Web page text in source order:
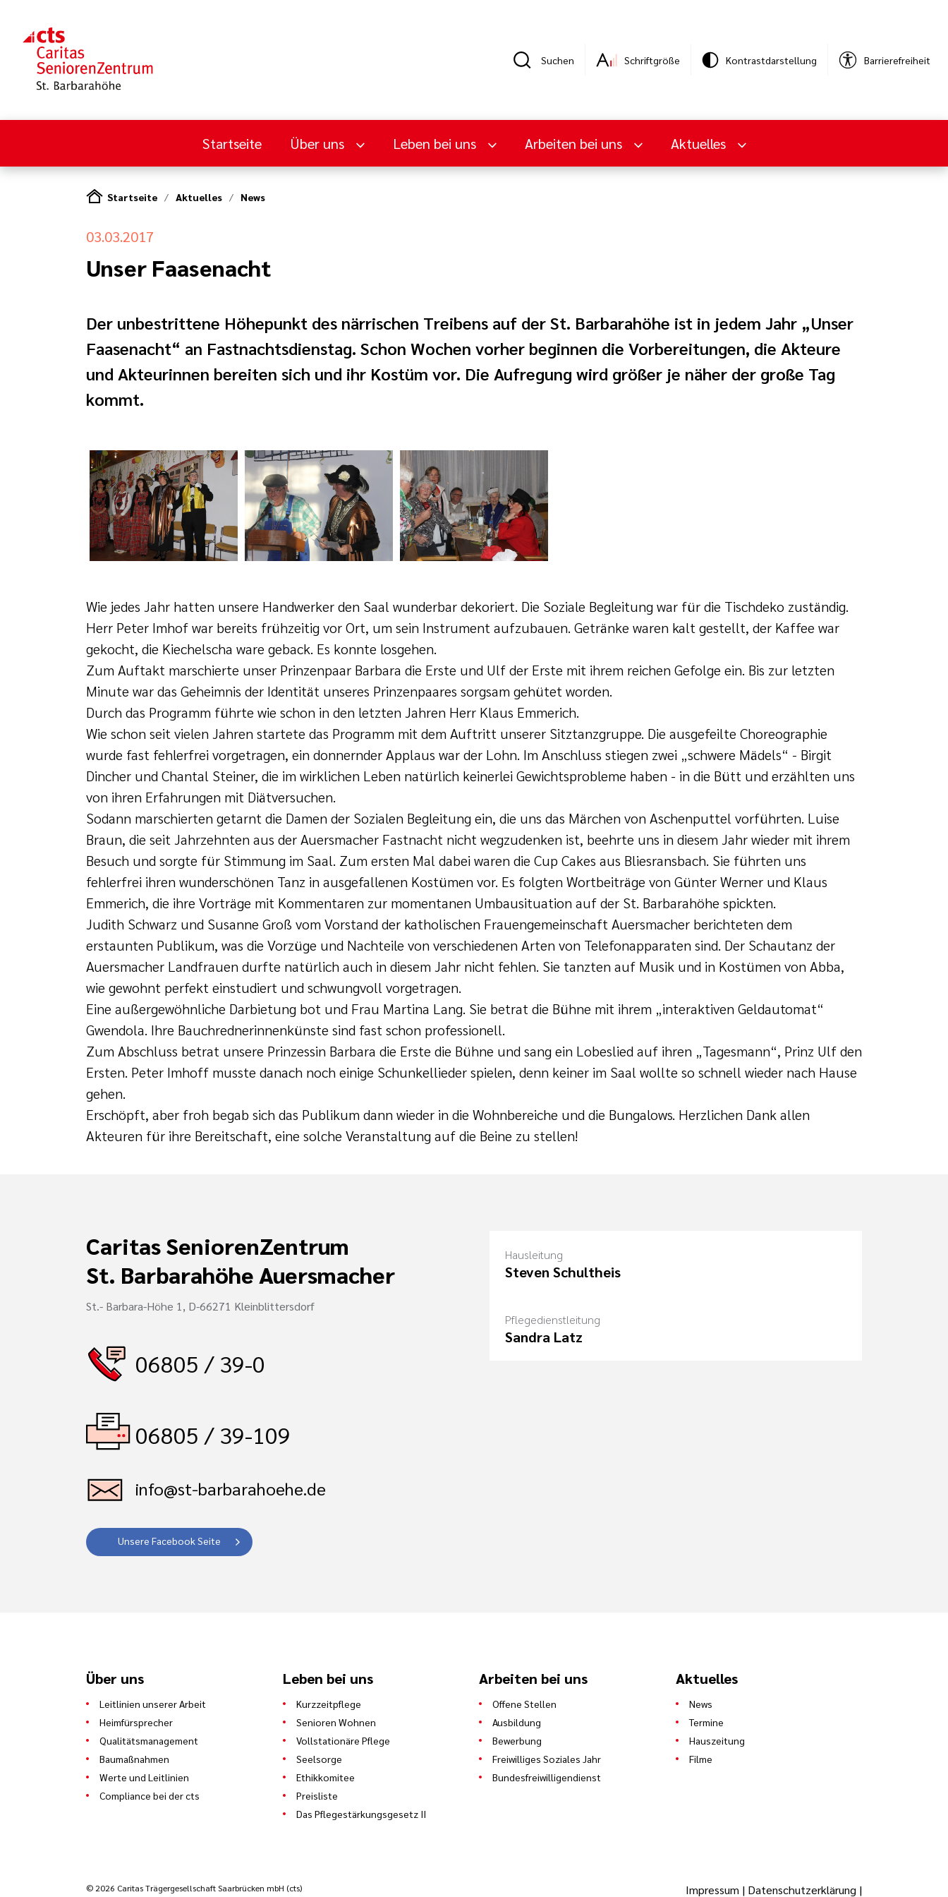
Suchen Schriftgröße Kontrastdarstellung Barrierefreiheit
Startseite Über uns Leben bei uns Arbeiten bei uns Aktuelles
Startseite Aktuelles News
03.03.2017
Unser Faasenacht
Der unbestrittene Höhepunkt des närrischen Treibens auf der St. Barbarahöhe ist in jedem Jahr „Unser
Faasenacht“ an Fastnachtsdienstag. Schon Wochen vorher beginnen die Vorbereitungen, die Akteure
und Akteurinnen bereiten sich und ihr Kostüm vor. Die Aufregung wird größer je näher der große Tag
kommt.
Wie jedes Jahr hatten unsere Handwerker den Saal wunderbar dekoriert. Die Soziale Begleitung war für die Tischdeko zuständig.
Herr Peter Imhof war bereits frühzeitig vor Ort, um sein Instrument aufzubauen. Getränke waren kalt gestellt, der Kaffee war
gekocht, die Kiechelscha ware geback. Es konnte losgehen.
Zum Auftakt marschierte unser Prinzenpaar Barbara die Erste und Ulf der Erste mit ihrem reichen Gefolge ein. Bis zur letzten
Minute war das Geheimnis der Identität unseres Prinzenpaares sorgsam gehütet worden.
Durch das Programm führte wie schon in den letzten Jahren Herr Klaus Emmerich.
Wie schon seit vielen Jahren startete das Programm mit dem Auftritt unserer Sitztanzgruppe. Die ausgefeilte Choreographie
wurde fast fehlerfrei vorgetragen, ein donnernder Applaus war der Lohn. Im Anschluss stiegen zwei „schwere Mädels“ - Birgit
Dincher und Chantal Steiner, die im wirklichen Leben natürlich keinerlei Gewichtsprobleme haben - in die Bütt und erzählten uns
von ihren Erfahrungen mit Diätversuchen.
Sodann marschierten getarnt die Damen der Sozialen Begleitung ein, die uns das Märchen von Aschenputtel vorführten. Luise
Braun, die seit Jahrzehnten aus der Auersmacher Fastnacht nicht wegzudenken ist, beehrte uns in diesem Jahr wieder mit ihrem
Besuch und sorgte für Stimmung im Saal. Zum ersten Mal dabei waren die Cup Cakes aus Bliesransbach. Sie führten uns
fehlerfrei ihren wunderschönen Tanz in ausgefallenen Kostümen vor. Es folgten Wortbeiträge von Günter Werner und Klaus
Emmerich, die ihre Vorträge mit Kommentaren zur momentanen Umbausituation auf der St. Barbarahöhe spickten.
Judith Schwarz und Susanne Groß vom Vorstand der katholischen Frauengemeinschaft Auersmacher berichteten dem
erstaunten Publikum, was die Vorzüge und Nachteile von verschiedenen Arten von Telefonapparaten sind. Der Schautanz der
Auersmacher Landfrauen durfte natürlich auch in diesem Jahr nicht fehlen. Sie tanzten auf Musik und in Kostümen von Abba,
wie gewohnt perfekt einstudiert und schwungvoll vorgetragen.
Eine außergewöhnliche Darbietung bot und Frau Martina Lang. Sie betrat die Bühne mit ihrem „interaktiven Geldautomat“
Gwendola. Ihre Bauchrednerinnenkünste sind fast schon professionell.
Zum Abschluss betrat unsere Prinzessin Barbara die Erste die Bühne und sang ein Lobeslied auf ihren „Tagesmann“, Prinz Ulf den
Ersten. Peter Imhoff musste danach noch einige Schunkellieder spielen, denn keiner im Saal wollte so schnell wieder nach Hause
gehen.
Erschöpft, aber froh begab sich das Publikum dann wieder in die Wohnbereiche und die Bungalows. Herzlichen Dank allen
Akteuren für ihre Bereitschaft, eine solche Veranstaltung auf die Beine zu stellen!
Caritas SeniorenZentrum
St. Barbarahöhe Auersmacher
St.- Barbara-Höhe 1, D-66271 Kleinblittersdorf
06805 / 39-0
06805 / 39-109
info@st-barbarahoehe.de
Unsere Facebook Seite
Hausleitung
Steven Schultheis
Pflegedienstleitung
Sandra Latz
Über uns
Leitlinien unserer Arbeit
Heimfürsprecher
Qualitätsmanagement
Baumaßnahmen
Werte und Leitlinien
Compliance bei der cts
Leben bei uns
Kurzzeitpflege
Senioren Wohnen
Vollstationäre Pflege
Seelsorge
Ethikkomitee
Preisliste
Das Pflegestärkungsgesetz II
Arbeiten bei uns
Offene Stellen
Ausbildung
Bewerbung
Freiwilliges Soziales Jahr
Bundesfreiwilligendienst
Aktuelles
News
Termine
Hauszeitung
Filme
© 2026 Caritas Trägergesellschaft Saarbrücken mbH (cts) Impressum | Datenschutzerklärung |